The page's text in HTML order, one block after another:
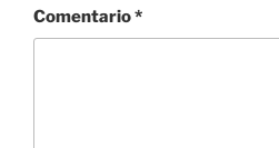
Comentario*